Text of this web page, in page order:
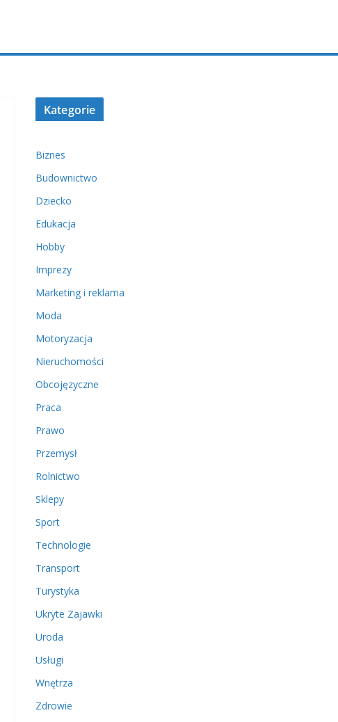
Kategorie
Biznes
Budownictwo
Dziecko
Edukacja
Hobby
Imprezy
Marketing i reklama
Moda
Motoryzacja
Nieruchomości
Obcojęzyczne
Praca
Prawo
Przemysł
Rolnictwo
Sklepy
Sport
Technologie
Transport
Turystyka
Ukryte Zajawki
Uroda
Usługi
Wnętrza
Zdrowie